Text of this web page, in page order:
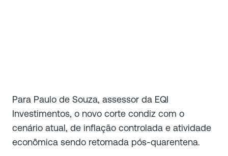
Para Paulo de Souza, assessor da EQI
Investimentos, o novo corte condiz com o
cenário atual, de inflação controlada e atividade
econômica sendo retomada pós-quarentena.